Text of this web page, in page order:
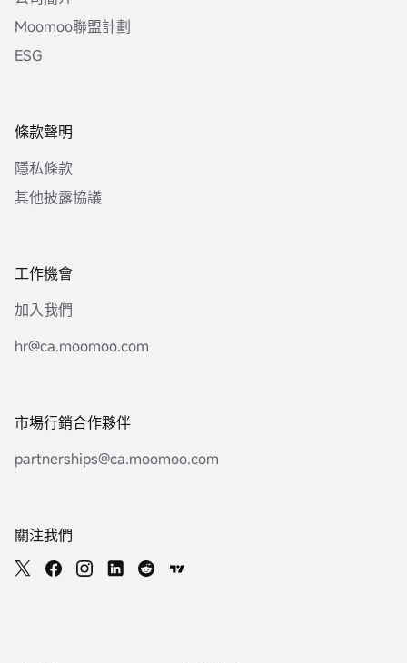
Moomoo聯盟計劃
ESG
條款聲明
隱私條款
其他披露協議
工作機會
加入我們
hr@ca.moomoo.com
市場行銷合作夥伴
partnerships@ca.moomoo.com
關注我們